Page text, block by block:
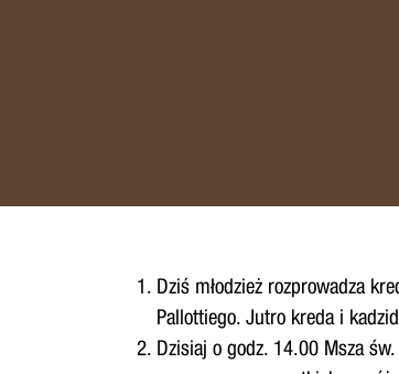
Dziś młodzież rozprowadza
Pallottiego. Jutro kreda i
Dzisiaj o godz. 14.00 Msza